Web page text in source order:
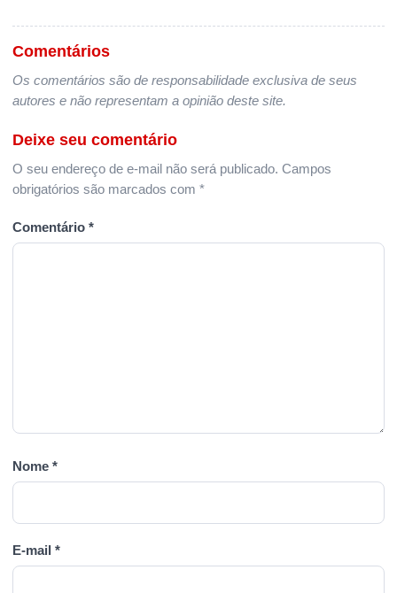
Comentários
Os comentários são de responsabilidade exclusiva de seus
autores e não representam a opinião deste site.
Deixe seu comentário
O seu endereço de e-mail não será publicado. Campos
obrigatórios são marcados com *
Comentário *
Nome *
E-mail *